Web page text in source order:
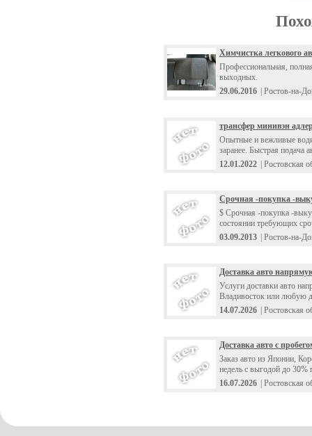
Химчистка легкового
Профессиональная,
выходных.
29.06.2016 | Ростов-на-
трансфер минивэн
Опытные и вежливые
заранее. Быстрая подача
12.01.2022 | Ростовская
Срочная -покупка -
$ Срочная -покупка -
состоянии требующих
03.09.2013 | Ростов-на-
Доставка авто
Услуги доставки авто
Владивосток или любую
14.07.2026 | Ростовская
Доставка авто с
Заказ авто из Японии,
недель с выгодой до
16.07.2026 | Ростовская